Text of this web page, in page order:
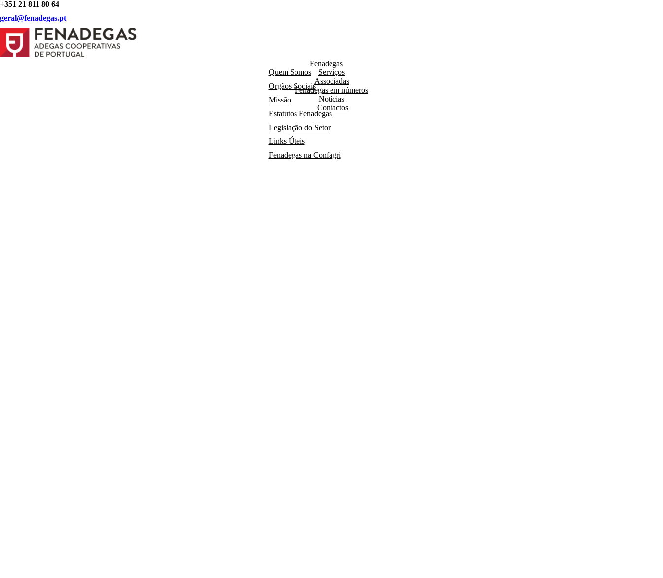
+351 21 811 80 64
geral@fenadegas.pt
Fenadegas
Quem Somos
Orgãos Sociais
Missão
Estatutos Fenadegas
Legislação do Setor
Links Úteis
Fenadegas na Confagri
Serviços
Associadas
Fenadegas em números
Notícias
Contactos